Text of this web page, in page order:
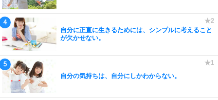
自分に正直に生きるためには、シンプルに考えること
が欠かせない。
自分の気持ちは、自分にしかわからない。